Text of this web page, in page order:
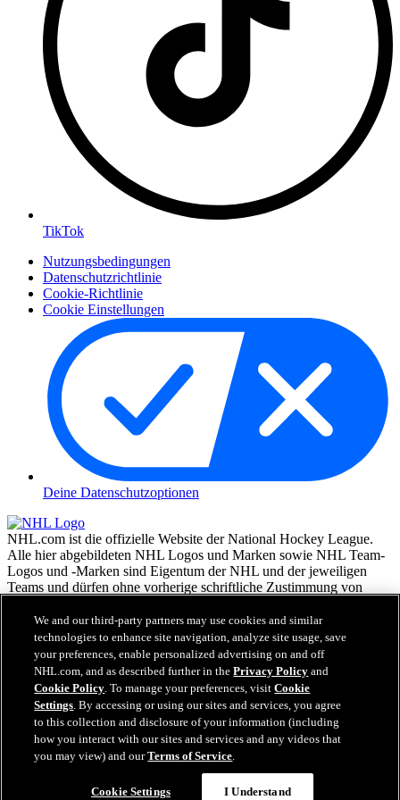
TikTok
Nutzungsbedingungen
Datenschutzrichtlinie
Cookie-Richtlinie
Cookie Einstellungen
Deine Datenschutzoptionen
NHL.com ist die offizielle Website der National Hockey League.
Alle hier abgebildeten NHL Logos und Marken sowie NHL Team-
Logos und -Marken sind Eigentum der NHL und der jeweiligen
Teams und dürfen ohne vorherige schriftliche Zustimmung von
Alle Rechte vorbehalten. Alle NHL Team-Trikots, die mit den
Namen und Nummern der NHL Spieler versehen sind, sind offiziell
von der NHL und der NHLPA lizenziert. Die Wortmarke Zamboni
und die Konfiguration der Zamboni Eismaschine sind eingetragene
Warenzeichen von Frank J. Zamboni & Co., Inc.© Frank J.
Zamboni & Co., Inc. 2026. Alle Rechte vorbehalten. Alle andere
Warenzeichen oder Copyrights Dritter sind Eigentum der jeweiligen
Inhaber. Alle Rechte vorbehalten.
We and our third-party partners may use cookies and similar
technologies to enhance site navigation, analyze site usage, save
your preferences, enable personalized advertising on and off
NHL.com, and as described further in thePrivacy Policy and
Cookie Policy. To manage your preferences, visitCookie
Settings. By accessing or using our sites and services, you agree
to this collection and disclosure of your information (including
how you interact with our sites and services and any videos that
you may view) and ourTerms of Service.
Cookie Settings I Understand